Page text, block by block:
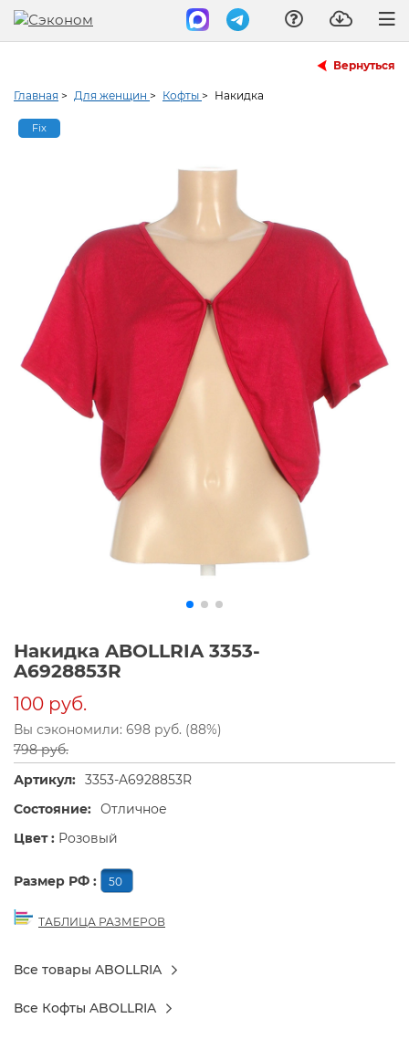
Вернуться
Главная > Для женщин > Кофты > Накидка
Fix
Накидка ABOLLRIA 3353-
A6928853R
100 руб.
Вы сэкономили: 698 руб. (88%)
798 руб.
Артикул: 3353-A6928853R
Состояние: Отличное
Цвет : Розовый
Размер РФ : 50
ТАБЛИЦА РАЗМЕРОВ
Все товары ABOLLRIA
Все Кофты ABOLLRIA